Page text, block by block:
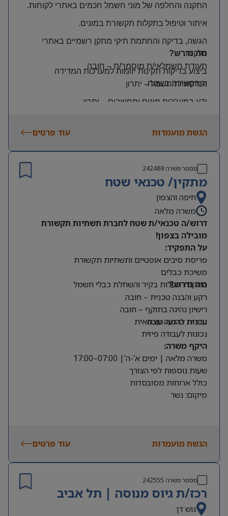
התקנה והחלפה של מוני חשמל חכמים באתרי לקוחות.
איתור וטיפול בתקלות תקשורת במונים.
הגשה, בדיקה והחתמת תיקי מתקן רשמיים באתרי
הלקוח.
ביצוע בדיקות תקינות יזומות למערכות המדידה
והתקשורת בשטח.
מה נדרש?
תעודת חשמלאי/ת מוסמך/ת – חובה
הנדסאי/ת חשמל– יתרון
ידע במערכות מונים ומחשבים יתרון
היקף משרה:
משרה מלאה | ימים: א’-ה’ | שעות: 8:00–17:00
תנאים:
רכב צמוד וטלפון סלולרי
שכר גבוה
מיקום: קדימה צורן
הגשת מועמדות עוד פרטים
מספר משרה242489
מתקין/ טכנאי שטח
חיפה והצפון
משרה מלאה
דרוש/ה טכנאי/ת שטח לחברת תשתיות תקשורת
מובילה בצפון!
על התפקיד:
פריסת סיבים אופטיים ותשתיות תקשורת
משיכת כבלים
התקנת תעלות בקיר והשחלת כבלי חשמל
מה נדרש?
רקע והבנה טכנית – חובה
רישיון נהיגה בתוקף – חובה
עברית ברמה טובה
נכונות להגעה עצמאית
נכונות לעבודה פיזית
היקף משרה:
משרה מלאה | ימים א’-ה’| 07:00–17:00
שעות נוספות לפי הצורך
כולל ארוחות מסובסדות
מיקום: נשר
הגשת מועמדות עוד פרטים
מספר משרה 242555
רכז/ת גיוס מנוסה | תל אביב
גוש דן